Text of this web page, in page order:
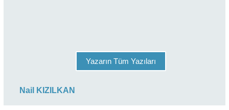
Yazarın Tüm Yazıları
Nail KIZILKAN